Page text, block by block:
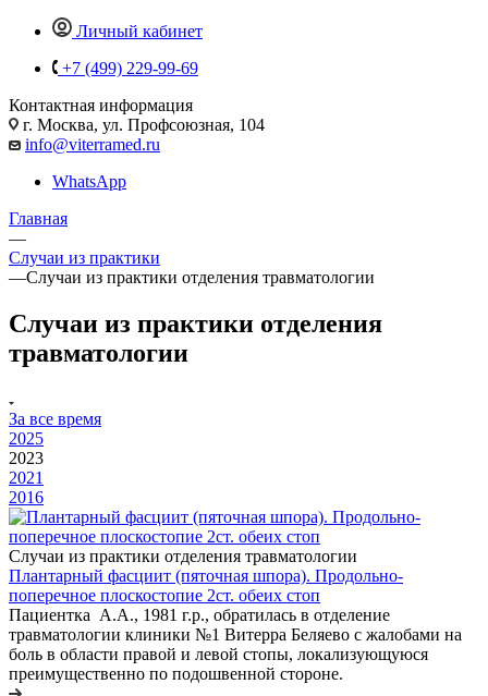
Личный кабинет
+7 (499) 229-99-69
Контактная информация
г. Москва, ул. Профсоюзная, 104
info@viterramed.ru
WhatsApp
Главная
—
Случаи из практики
—Случаи из практики отделения травматологии
Случаи из практики отделения
травматологии
За все время
2025
2023
2021
2016
Случаи из практики отделения травматологии
Плантарный фасциит (пяточная шпора). Продольно-
поперечное плоскостопие 2ст. обеих стоп
Пациентка А.А., 1981 г.р., обратилась в отделение
травматологии клиники №1 Витерра Беляево с жалобами на
боль в области правой и левой стопы, локализующуюся
преимущественно по подошвенной стороне.